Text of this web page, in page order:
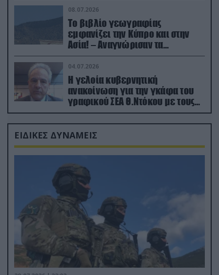
08.07.2026
Το βιβλίο γεωγραφίας
εμφανίζει την Κύπρο και στην
Ασία! – Αναγνώρισαν τα
κατεχόμενα; (φωτο)
04.07.2026
Η γελοία κυβερνητική
ανακοίνωση για την γκάφα του
γραφικού ΣΕΑ Θ.Ντόκου με τους
Ρώσους φαρσέρ
ΕΙΔΙΚΕΣ ΔΥΝΑΜΕΙΣ